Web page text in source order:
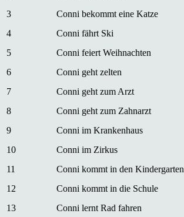
3
Conni bekommt eine Katze
4
Conni fährt Ski
5
Conni feiert Weihnachten
6
Conni geht zelten
7
Conni geht zum Arzt
8
Conni geht zum Zahnarzt
9
Conni im Krankenhaus
10
Conni im Zirkus
11
Conni kommt in den Kindergarten
12
Conni kommt in die Schule
13
Conni lernt Rad fahren